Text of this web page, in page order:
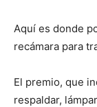
Aquí es donde
recámara para
El premio, que
respaldar,